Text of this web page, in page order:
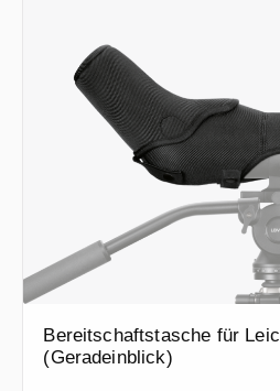
Bereitschaftstasche für
(Geradeinblick)